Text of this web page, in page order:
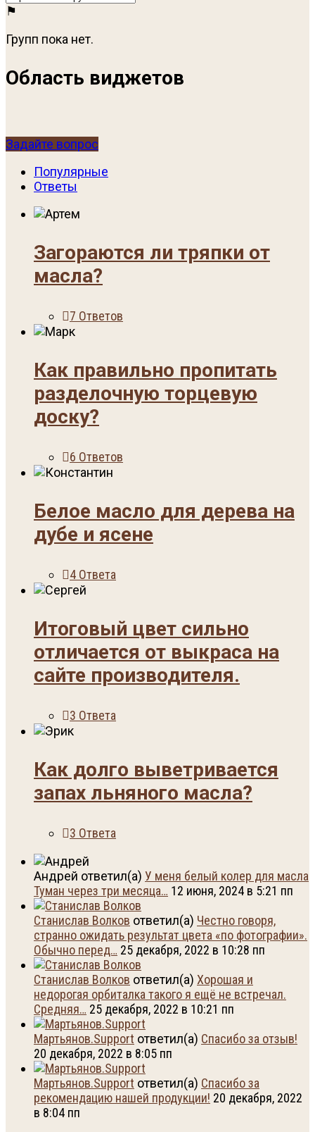
Групп пока нет.
Область виджетов
Задайте вопрос
Популярные
Ответы
Загораются ли тряпки от
масла?
7 Ответов
Как правильно пропитать
разделочную торцевую
доску?
6 Ответов
Белое масло для дерева на
дубе и ясене
4 Ответа
Итоговый цвет сильно
отличается от выкраса на
сайте производителя.
3 Ответа
Как долго выветривается
запах льняного масла?
3 Ответа
Андрей ответил(а) У меня белый колер для масла
Туман через три месяца… 12 июня, 2024 в 5:21 пп
Станислав Волков ответил(а) Честно говоря,
странно ожидать результат цвета «по фотографии».
Обычно перед… 25 декабря, 2022 в 10:28 пп
Станислав Волков ответил(а) Хорошая и
недорогая орбиталка такого я ещё не встречал.
Средняя… 25 декабря, 2022 в 10:21 пп
Мартьянов.Support ответил(а) Спасибо за отзыв!
20 декабря, 2022 в 8:05 пп
Мартьянов.Support ответил(а) Спасибо за
рекомендацию нашей продукции! 20 декабря, 2022
в 8:04 пп